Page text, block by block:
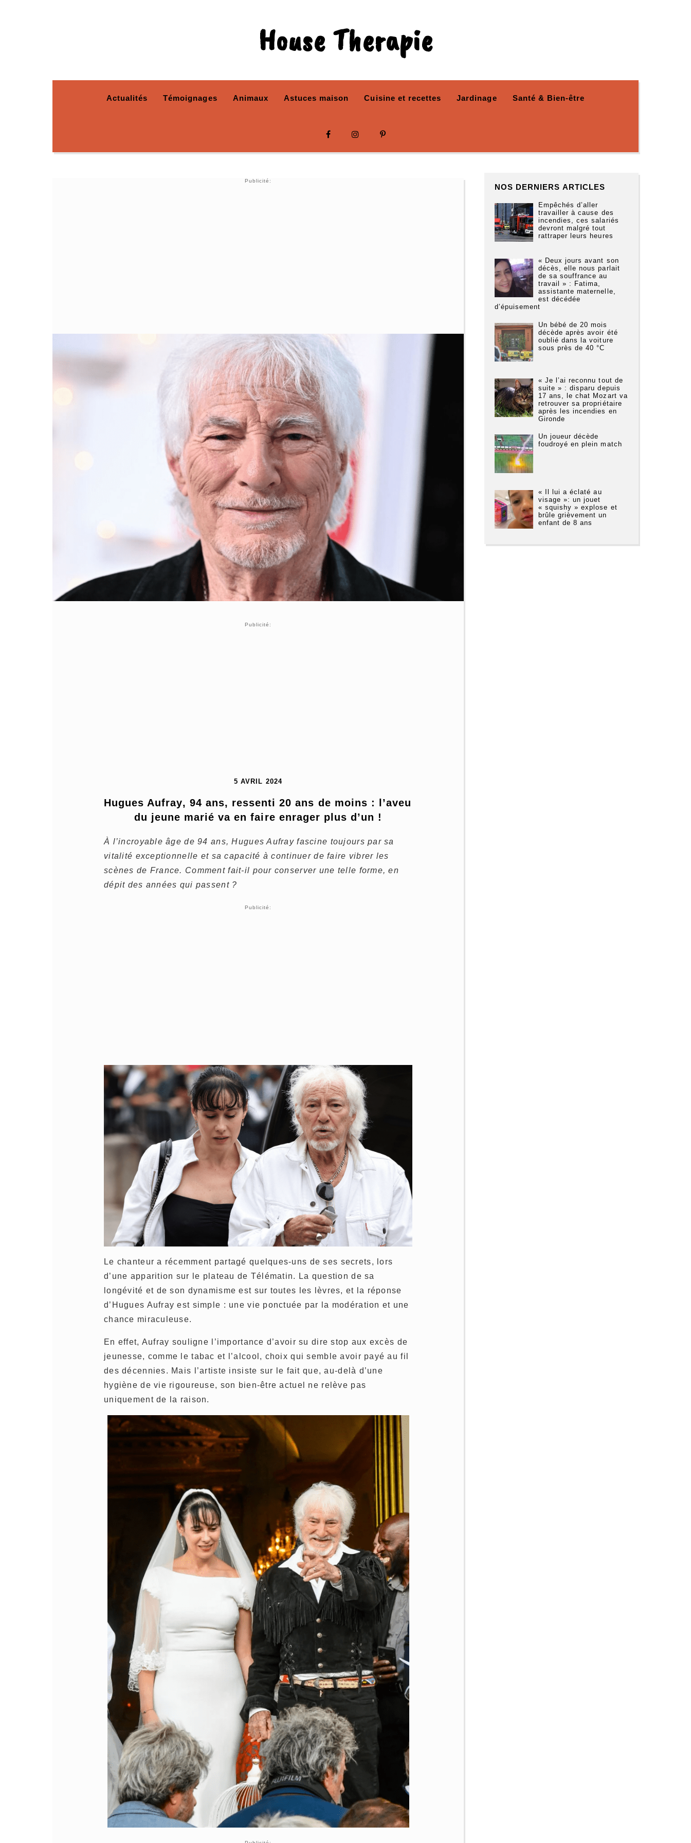
House Therapie
Actualités Témoignages Animaux Astuces maison Cuisine et recettes Jardinage Santé & Bien-être
Publicité:
Publicité:
5 AVRIL 2024
Hugues Aufray, 94 ans, ressenti 20 ans de moins : l’aveu
du jeune marié va en faire enrager plus d’un !
À l’incroyable âge de 94 ans, Hugues Aufray fascine toujours par sa
vitalité exceptionnelle et sa capacité à continuer de faire vibrer les
scènes de France. Comment fait-il pour conserver une telle forme, en
dépit des années qui passent ?
Publicité:
Le chanteur a récemment partagé quelques-uns de ses secrets, lors
d’une apparition sur le plateau de Télématin. La question de sa
longévité et de son dynamisme est sur toutes les lèvres, et la réponse
d’Hugues Aufray est simple : une vie ponctuée par la modération et une
chance miraculeuse.
En effet, Aufray souligne l’importance d’avoir su dire stop aux excès de
jeunesse, comme le tabac et l’alcool, choix qui semble avoir payé au fil
des décennies. Mais l’artiste insiste sur le fait que, au-delà d’une
hygiène de vie rigoureuse, son bien-être actuel ne relève pas
uniquement de la raison.
NOS DERNIERS ARTICLES
Empêchés d’aller
travailler à cause des
incendies, ces salariés
devront malgré tout
rattraper leurs heures
« Deux jours avant son
décès, elle nous parlait
de sa souffrance au
travail » : Fatima,
assistante maternelle,
est décédée
d’épuisement
Un bébé de 20 mois
décède après avoir été
oublié dans la voiture
sous près de 40 °C
« Je l’ai reconnu tout de
suite » : disparu depuis
17 ans, le chat Mozart va
retrouver sa propriétaire
après les incendies en
Gironde
Un joueur décède
foudroyé en plein match
« Il lui a éclaté au
visage »: un jouet
« squishy » explose et
brûle grièvement un
enfant de 8 ans